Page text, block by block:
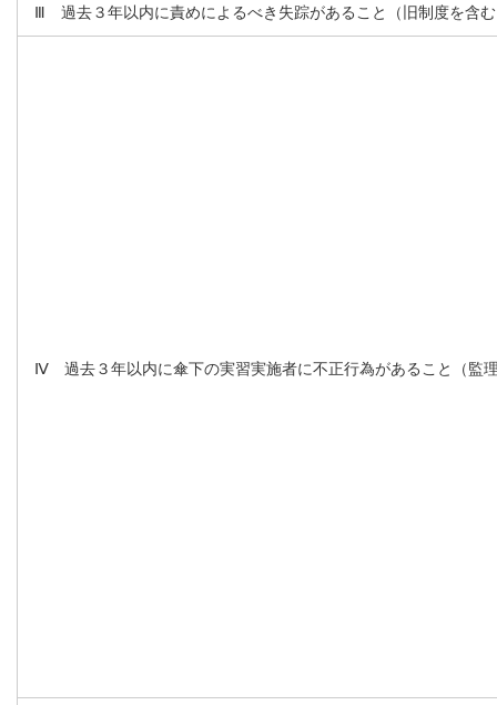
Ⅲ 過去３年以内に責めによるべき失踪があること（旧制度を含
Ⅳ 過去３年以内に傘下の実習実施者に不正行為があること（監